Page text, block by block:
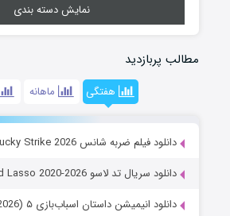
نمایش دسته بندی
مطالب پربازدید
هفتگی ماهانه
دانلود فیلم ضربه شانس Lucky Strike 2026
دانلود سریال تد لاسو Ted Lasso 2020-2026
دانلود انیمیشن داستان اسباب‌بازی ۵ Toy Story 5 (2026)